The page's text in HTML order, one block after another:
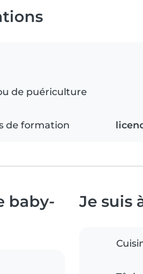
de puériculture
de formation
baby-
Je suis